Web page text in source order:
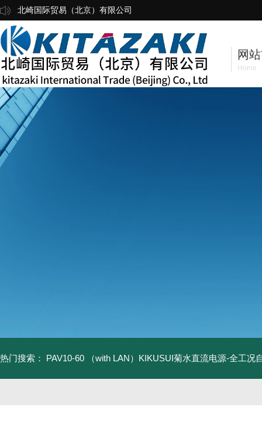
北崎国际贸易（北京）有限公司
网
Home
热门搜索： PAV10-60 （with LAN）KIKUSUI菊水直流电源-全工况